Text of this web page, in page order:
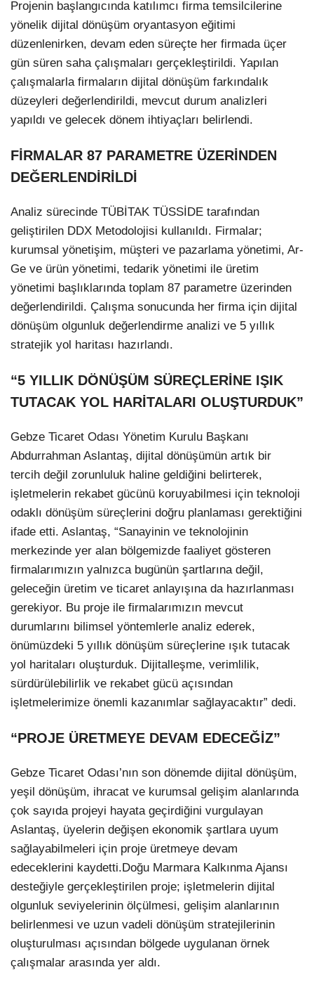
Projenin başlangıcında katılımcı firma temsilcilerine
yönelik dijital dönüşüm oryantasyon eğitimi
düzenlenirken, devam eden süreçte her firmada üçer
gün süren saha çalışmaları gerçekleştirildi. Yapılan
çalışmalarla firmaların dijital dönüşüm farkındalık
düzeyleri değerlendirildi, mevcut durum analizleri
yapıldı ve gelecek dönem ihtiyaçları belirlendi.
FİRMALAR 87 PARAMETRE ÜZERİNDEN
DEĞERLENDİRİLDİ
Analiz sürecinde TÜBİTAK TÜSSİDE tarafından
geliştirilen DDX Metodolojisi kullanıldı. Firmalar;
kurumsal yönetişim, müşteri ve pazarlama yönetimi, Ar-
Ge ve ürün yönetimi, tedarik yönetimi ile üretim
yönetimi başlıklarında toplam 87 parametre üzerinden
değerlendirildi. Çalışma sonucunda her firma için dijital
dönüşüm olgunluk değerlendirme analizi ve 5 yıllık
stratejik yol haritası hazırlandı.
“5 YILLIK DÖNÜŞÜM SÜREÇLERİNE IŞIK
TUTACAK YOL HARİTALARI OLUŞTURDUK”
Gebze Ticaret Odası Yönetim Kurulu Başkanı
Abdurrahman Aslantaş, dijital dönüşümün artık bir
tercih değil zorunluluk haline geldiğini belirterek,
işletmelerin rekabet gücünü koruyabilmesi için teknoloji
odaklı dönüşüm süreçlerini doğru planlaması gerektiğini
ifade etti. Aslantaş, “Sanayinin ve teknolojinin
merkezinde yer alan bölgemizde faaliyet gösteren
firmalarımızın yalnızca bugünün şartlarına değil,
geleceğin üretim ve ticaret anlayışına da hazırlanması
gerekiyor. Bu proje ile firmalarımızın mevcut
durumlarını bilimsel yöntemlerle analiz ederek,
önümüzdeki 5 yıllık dönüşüm süreçlerine ışık tutacak
yol haritaları oluşturduk. Dijitalleşme, verimlilik,
sürdürülebilirlik ve rekabet gücü açısından
işletmelerimize önemli kazanımlar sağlayacaktır” dedi.
“PROJE ÜRETMEYE DEVAM EDECEĞİZ”
Gebze Ticaret Odası’nın son dönemde dijital dönüşüm,
yeşil dönüşüm, ihracat ve kurumsal gelişim alanlarında
çok sayıda projeyi hayata geçirdiğini vurgulayan
Aslantaş, üyelerin değişen ekonomik şartlara uyum
sağlayabilmeleri için proje üretmeye devam
edeceklerini kaydetti.Doğu Marmara Kalkınma Ajansı
desteğiyle gerçekleştirilen proje; işletmelerin dijital
olgunluk seviyelerinin ölçülmesi, gelişim alanlarının
belirlenmesi ve uzun vadeli dönüşüm stratejilerinin
oluşturulması açısından bölgede uygulanan örnek
çalışmalar arasında yer aldı.